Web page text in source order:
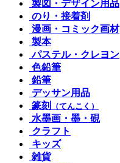
製図・デザイン用品
のり・接着剤
漫画・コミック画材
製本
パステル・クレヨン
色鉛筆
鉛筆
デッサン用品
篆刻
（てんこく）
水墨画・墨・硯
クラフト
キッズ
雑貨